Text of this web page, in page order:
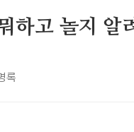
하고 놀지 알
록